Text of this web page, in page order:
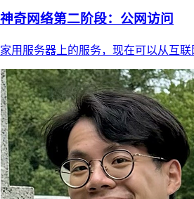
神奇网络第二阶段：公网访问
家用服务器上的服务，现在可以从互联